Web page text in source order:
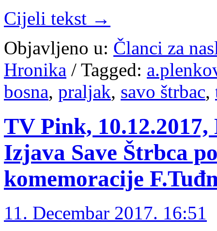
Cijeli tekst →
Objavljeno u: Članci za
Hronika / Tagged:
bosna, praljak, savo štrbac,
TV Pink,
Izjava Save Štrbca
komemoracije
11. Decembar 2017. 16:51